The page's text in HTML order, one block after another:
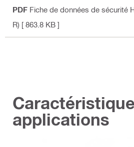
PDF Fiche de données de sécurité
R) [ 863.8 KB ]
applications